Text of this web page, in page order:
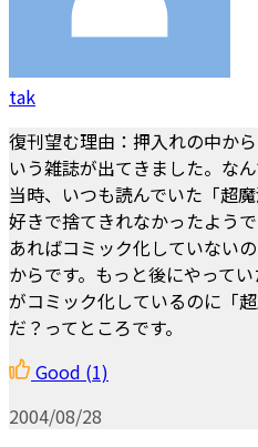
tak
復刊望む理由：押入れの中か
いう雑誌が出てきました。な
当時、いつも読んでいた「超
好きで捨てきれなかったよう
あればコミック化していない
からです。もっと後にやって
がコミック化しているのに「
だ？ってところです。
Good (1)
2004/08/28